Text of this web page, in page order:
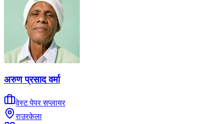
अरुण प्रसाद वर्मा
वेस्ट पेपर सप्लायर
राउरकेला